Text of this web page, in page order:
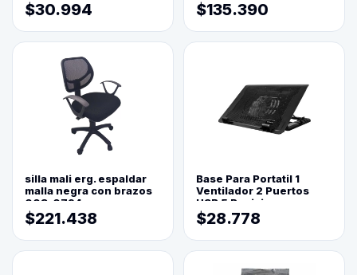
$30.994 $135.390
silla mali erg. espaldar
malla negra con brazos
003-0794
$221.438
Base Para Portatil 1
Ventilador 2 Puertos
USB 5 Posiciones
$28.778